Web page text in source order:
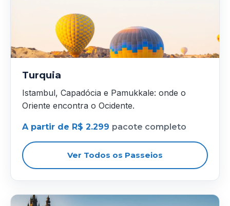
Turquia
Istambul, Capadócia e Pamukkale: onde o
Oriente encontra o Ocidente.
A partir de R$ 2.299 pacote completo
Ver Todos os Passeios